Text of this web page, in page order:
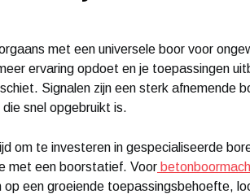
met een universele boor voor
ervaring opdoet en je toepassingen
Signalen zijn een sterk afnemende
snel opgebruikt is.
om te investeren in gespecialiseerde
met een boorstatief. Voor
op een groeiende toepassingsbehoefte,